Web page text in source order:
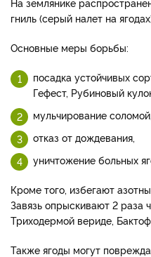
гниль (серый налет на
Основные меры борьбы:
посадка устойчивых
Гефест, Рубиновый
мульчирование
отказ от дождевания,
уничтожение больных
Кроме того, избегают
Завязь опрыскивают 2 раза
Триходермой вериде,
Также ягоды могут